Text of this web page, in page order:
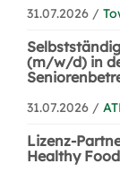
31.07.2026 /
(m/w/d) in
31.07.2026 /
Lizenz-
Healthy